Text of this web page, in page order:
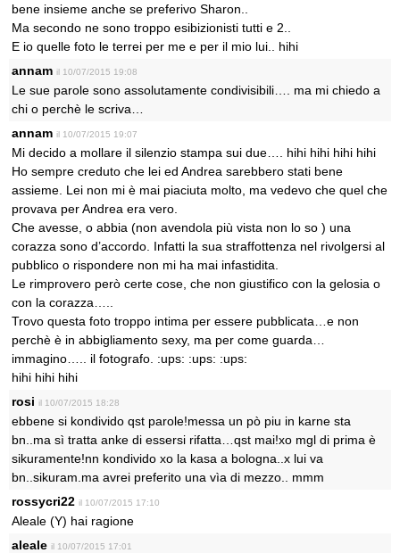
bene insieme anche se preferivo Sharon..
Ma secondo ne sono troppo esibizionisti tutti e 2..
E io quelle foto le terrei per me e per il mio lui.. hihi
annam il 10/07/2015 19:08
Le sue parole sono assolutamente condivisibili…. ma mi chiedo a
chi o perchè le scriva…
annam il 10/07/2015 19:07
Mi decido a mollare il silenzio stampa sui due…. hihi hihi hihi hihi
Ho sempre creduto che lei ed Andrea sarebbero stati bene
assieme. Lei non mi è mai piaciuta molto, ma vedevo che quel che
provava per Andrea era vero.
Che avesse, o abbia (non avendola più vista non lo so ) una
corazza sono d’accordo. Infatti la sua straffottenza nel rivolgersi al
pubblico o rispondere non mi ha mai infastidita.
Le rimprovero però certe cose, che non giustifico con la gelosia o
con la corazza…..
Trovo questa foto troppo intima per essere pubblicata…e non
perchè è in abbigliamento sexy, ma per come guarda…
immagino….. il fotografo. :ups: :ups: :ups:
hihi hihi hihi
rosi il 10/07/2015 18:28
ebbene si kondivido qst parole!messa un pò piu in karne sta
bn..ma sì tratta anke di essersi rifatta…qst mai!xo mgl di prima è
sikuramente!nn kondivido xo la kasa a bologna..x lui va
bn..sikuram.ma avrei preferito una vìa di mezzo.. mmm
rossycri22 il 10/07/2015 17:10
Aleale (Y) hai ragione
aleale il 10/07/2015 17:01